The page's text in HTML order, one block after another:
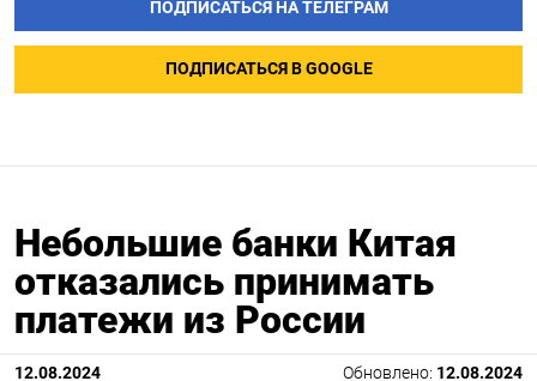
ПОДПИСАТЬСЯ НА ТЕЛЕГРАМ
ПОДПИСАТЬСЯ В GOOGLE
Небольшие банки Китая
отказались принимать
платежи из России
12.08.2024 Обновлено: 12.08.2024